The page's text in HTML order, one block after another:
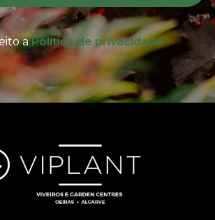
aPolítica de privacidade